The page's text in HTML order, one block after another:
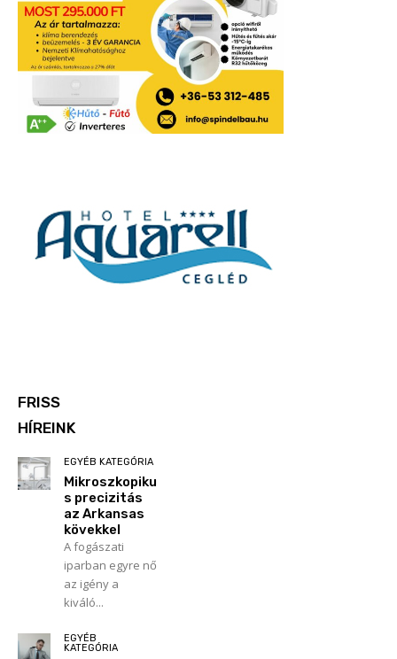
FRISS
HÍREINK
EGYÉB KATEGÓRIA
Mikroszkopiku
s precizitás
az Arkansas
kövekkel
A fogászati
iparban egyre nő
az igény a
kiváló...
EGYÉB
KATEGÓRIA